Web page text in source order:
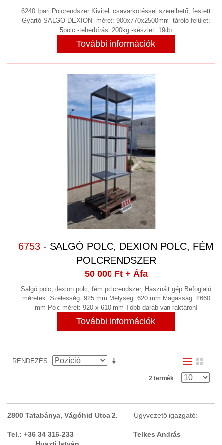
PORSZŰRŐK, PORLEVÁLASZTÓK,
PORKAMRÁK (9)
ROOTS FÚVÓ (1)
SEPRŐGÉP
SHREDDER
SZAKÍTÁS VIZSGÁLÓ
SZÁLLÍTÁS, ADAGOLÁS, EMELÉS,
ANYAGMOZGATÁS, VÁLOGATÓGÉP,
IPARI SZÁLLÍTÓ ESZKÖZ (149)
SZÁRÍTÓ SZEKRÉNY, KEMENCE
KLÍMAKAMRA, MOSODAI SZÁRÍTÓ
SZEGECSELŐGÉP
SZITANYOMÁS
(69)
SZOFTVER
TARTÁLY, LÉGTARTÁLY VÁKUUM
TARTÁLY KONTÉNERKÚT (7)
TOLÓZÁR (3)
FÁZISJAVÍTÓ (2)
ULTRAHANGOS TISZTITÓ
6240 Ipari Polcrendszer Kivitel: csavarkötéssel szerelhető, festett
Gyártó SALGO-DEXION -méret: 900x770x2500mm -tároló felület:
5polc -teherbírás: 200kg -készlet: 19db
További információk
6753 - SALGÓ POLC, DEXION POLC, FÉM
POLCRENDSZER
50 000 Ft+ Áfa
Salgó polc, dexion polc, fém polcrendszer, Használt gép Befoglaló
méretek: Szélesség: 925 mm Mélység: 620 mm Magasság: 2660
mm Polc méret: 920 x 610 mm Több darab van raktáron!
További információk
RENDEZÉS
2 termék
2800 Tatabánya, Vágóhid Utca 2. Ügyvezető igazgató:
Tel.: +36 34 316-233 Telkes András
Huszti István